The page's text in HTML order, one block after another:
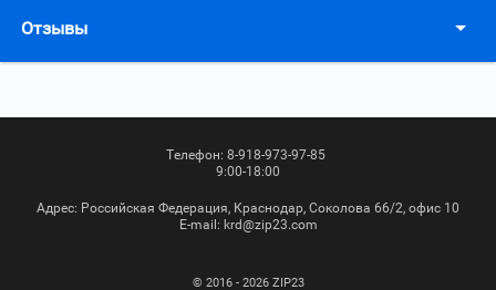
Отзывы
Телефон: 8-918-973-97-85
9:00-18:00
Адрес: Российская Федерация, Краснодар, Соколова 66/2, офис 10
Е-mail: krd@zip23.com
© 2016 - 2026 ZIP23